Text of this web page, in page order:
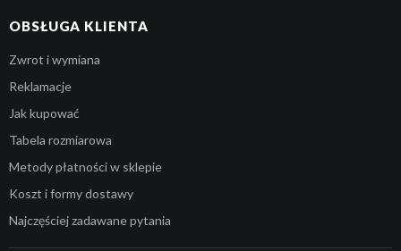
OBSŁUGA KLIENTA
Zwrot i wymiana
Reklamacje
Jak kupować
Tabela rozmiarowa
Metody płatności w sklepie
Koszt i formy dostawy
Najczęściej zadawane pytania